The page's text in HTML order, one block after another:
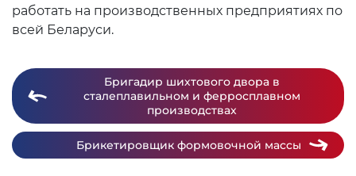
работать на производственных предприятиях по
всей Беларуси.
Бригадир шихтового двора в
сталеплавильном и ферросплавном
производствах
Брикетировщик формовочной массы